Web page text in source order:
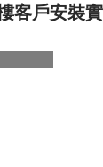
客戶安裝實